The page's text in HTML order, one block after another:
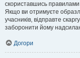
скориставшись
Якщо ви отримуєте
учасників, відправте
заборонити йому
Догори